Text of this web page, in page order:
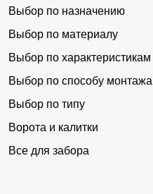
Выбор по назначению
Выбор по материалу
Выбор по характеристикам
Выбор по способу монтажа
Выбор по типу
Ворота и калитки
Все для забора